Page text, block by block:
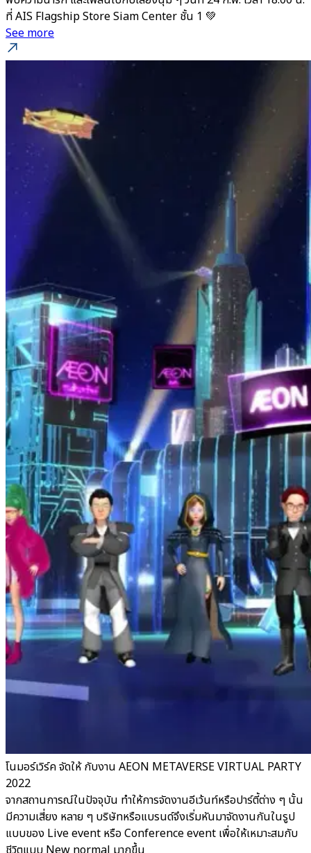
ที่ AIS Flagship Store Siam Center ชั้น 1 💚
See more
โนมอร์เวิร์ค จัดให้ กับงาน AEON METAVERSE VIRTUAL PARTY
2022
จากสถานการณ์ในปัจจุบัน ทำให้การจัดงานอีเว้นท์หรือปาร์ตี้ต่าง ๆ นั้น
มีความเสี่ยง หลาย ๆ บริษัทหรือแบรนด์จึงเริ่มหันมาจัดงานกันในรูป
แบบของ Live event หรือ Conference event เพื่อให้เหมาะสมกับ